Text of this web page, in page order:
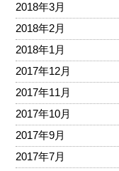
2018年3月
2018年2月
2018年1月
2017年12月
2017年11月
2017年10月
2017年9月
2017年7月